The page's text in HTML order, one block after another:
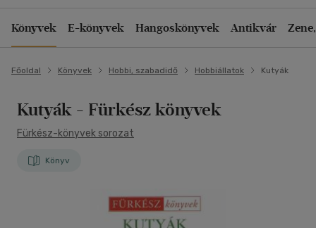
Könyvek E-könyvek Hangoskönyvek Antikvár
Főoldal Könyvek Hobbi, szabadidő Hobbiállatok Kutyák
Kutyák - Fürkész könyvek
Fürkész-könyvek sorozat
Könyv